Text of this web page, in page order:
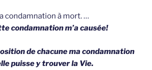
condamnation à mort. …
condamnation m’a causée!
de chacune ma condamnation
puisse y trouver la Vie.